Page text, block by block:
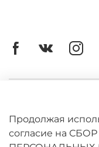
Оферта
Политика
Продолжая
согласие на